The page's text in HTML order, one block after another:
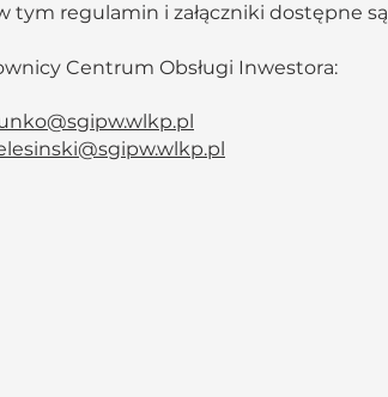
tym regulamin i załączniki dostępne są
Centrum Obsługi Inwestora: